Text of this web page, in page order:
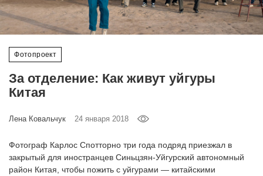
Фотопроект
За отделение: Как живут уйгуры
Китая
Лена Ковальчук 24 января 2018
Фотограф Карлос Спотторно три года подряд приезжал в
закрытый для иностранцев Синьцзян-Уйгурский автономный
район Китая, чтобы пожить с уйгурами — китайскими